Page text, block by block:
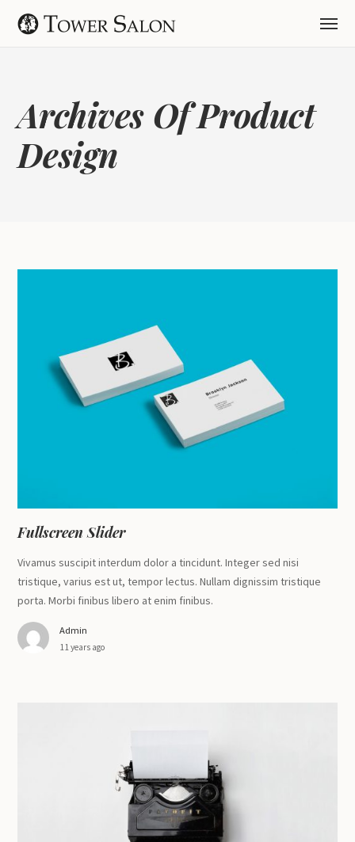
Archives Of Product
Design
Fullscreen Slider
Vivamus suscipit interdum dolor a tincidunt. Integer sed nisi
tristique, varius est ut, tempor lectus. Nullam dignissim tristique
porta. Morbi finibus libero at enim finibus.
Admin
11 years ago